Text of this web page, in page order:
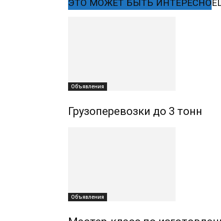
ЭТО МОЖЕТ БЫТЬ ИНТЕРЕСНО
Объявления
Грузоперевозки до 3 тонн
Объявления